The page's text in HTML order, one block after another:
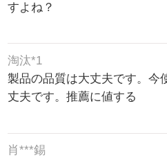
すよね？
淘汰*1
製品の品質は大丈夫です。今
丈夫です。推薦に値する
肖***錫